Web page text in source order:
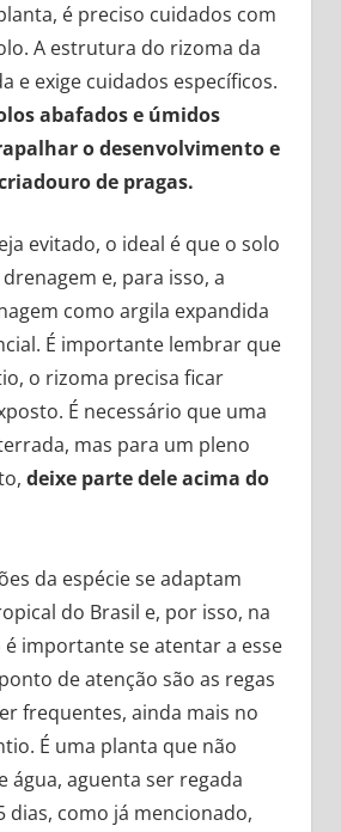
é preciso cuidados com
A estrutura do rizoma da
e exige cuidados específicos.
abafados e úmidos
o desenvolvimento e
de pragas.
evitado, o ideal é que o solo
e, para isso, a
como argila expandida
É importante lembrar que
o rizoma precisa ficar
É necessário que uma
mas para um pleno
deixe parte dele acima do
da espécie se adaptam
do Brasil e, por isso, na
importante se atentar a esse
de atenção são as regas
frequentes, ainda mais no
É uma planta que não
água, aguenta ser regada
dias, como já mencionado,